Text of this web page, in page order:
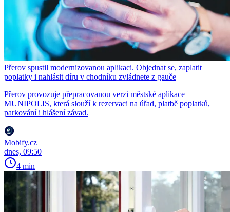
Přerov spustil modernizovanou aplikaci. Objednat se, zaplatit
poplatky i nahlásit díru v chodníku zvládnete z gauče
Přerov provozuje přepracovanou verzi městské aplikace
MUNIPOLIS, která slouží k rezervaci na úřad, platbě poplatků,
parkování i hlášení závad.
Mobify.cz
dnes, 09:50
4 min